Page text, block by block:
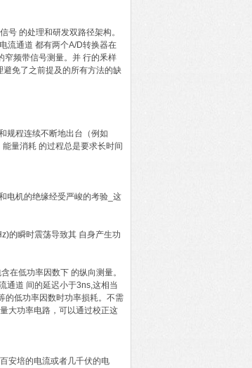
号 的处理和研发双路径架构。
流通道 都有两个A/D转换器在
窄频带信号测量。并 行的釆样
免了之前提及的所有方法的缺
规程连续不断地出台（例如
量消耗 的过程总是要求长时间
电机的绝缘经受严峻的考验_这
的瞬时震荡导致其 自身产生功
在低功率因数下 的纵向测量。
通道 间的延迟小于3ns,这相当
的低功率因数时功率损耗。不需
大功率电路，可以通过校正这
安培的电流或者几千伏的电